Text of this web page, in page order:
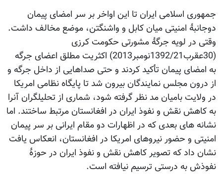
جمهوری اسلامی ایران تا این اواخر بر سر امضای پیمان
دوجانبۀ امنیتی میان کابل و واشنگتن، موضع مخالف داشت.
وقتی در لویه جرگۀ مشورتی حکومت کرزی
(30عقرب1392/21نومبر2013) اکثریت مطلق اعضای جرگه
به امضای پیمان تأکید کردند و حتی صداهایی از داخل جرگه و
از درون مجلس نمایندگان بیرون شد تا پایگاه نظامی امریکا
در ولایت بامیان مد نظر گرفته شود، شماری از تحلیلگران آنرا
به کاهش نقش و نفوذ ایران در افغانستان مرتبط ساختند. اما
نشانه های بعدی که در اظهارات دو مقام ایرانی بر سر پیمان
امنیتی و حضور نیروهای امریکا در افغانستان، انعکاس یافت
نشان داد که تصویر کاهش نقش و نفوذ ایران در حوزۀ
نفوذش به درستی ترسیم نیافته است.